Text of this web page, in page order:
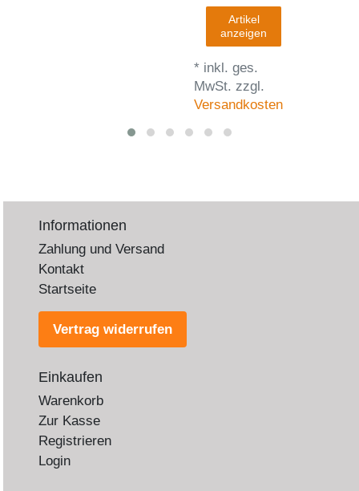
Artikel
anzeigen
* inkl. ges.
MwSt. zzgl.
Versandkosten
Informationen
Zahlung und Versand
Kontakt
Startseite
Vertrag widerrufen
Einkaufen
Warenkorb
Zur Kasse
Registrieren
Login